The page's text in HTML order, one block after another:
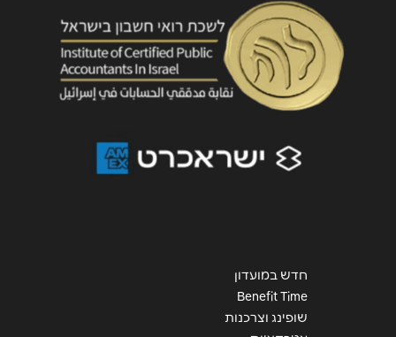
שליחה
חדש במועדון
Benefit Time
שופינג וצרכנות